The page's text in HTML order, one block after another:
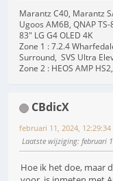
Marantz C40, Marantz
Ugoos AM6B, QNAP
83" LG G4 OLED 4K
Zone 1 : 7.2.4
Surround, SVS Ultra
Zone 2 : HEOS AMP
CBdicX
februari 11, 2024, 12:29:34
Laatste wijziging: februari
Hoe ik het doe, maar